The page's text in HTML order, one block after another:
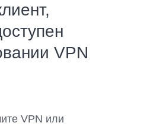
VPN
VPN или